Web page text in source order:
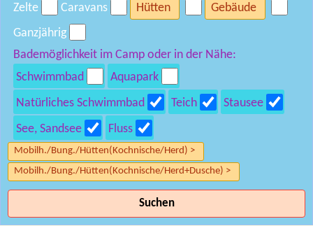
Zelte Caravans Hütten
Gebäude
Ganzjährig
Bademöglichkeit im Camp oder in der Nähe:
Schwimmbad
Aquapark
Natürliches Schwimmbad
Teich
Stausee
See, Sandsee
Fluss
Mobilh./Bung./Hütten(Kochnische/Herd) >
Mobilh./Bung./Hütten(Kochnische/Herd+Dusche) >
Suchen